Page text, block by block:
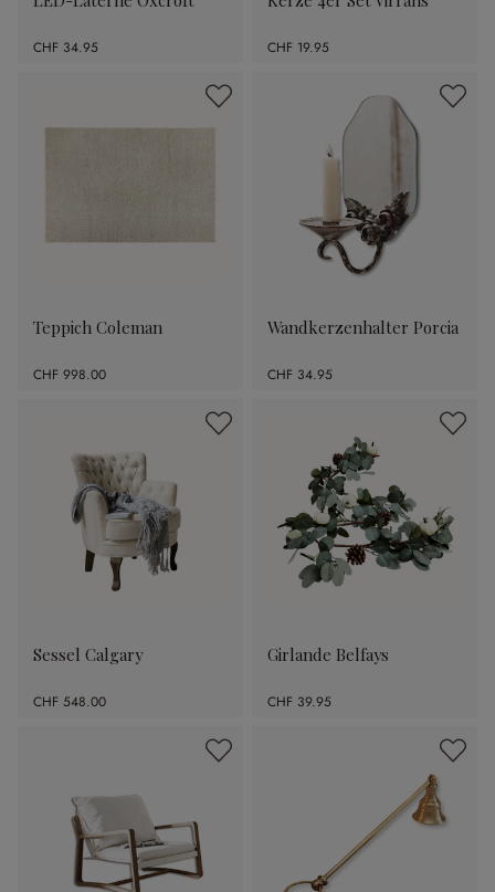
CHF 34.95 CHF 19.95
Teppich Coleman
CHF 998.00
Wandkerzenhalter Porcia
CHF 34.95
Sessel Calgary
CHF 548.00
Girlande Belfays
CHF 39.95